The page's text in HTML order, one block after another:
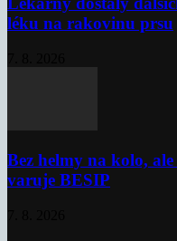
léku na rakovinu prsu
Bez helmy na kolo,
varuje BESIP